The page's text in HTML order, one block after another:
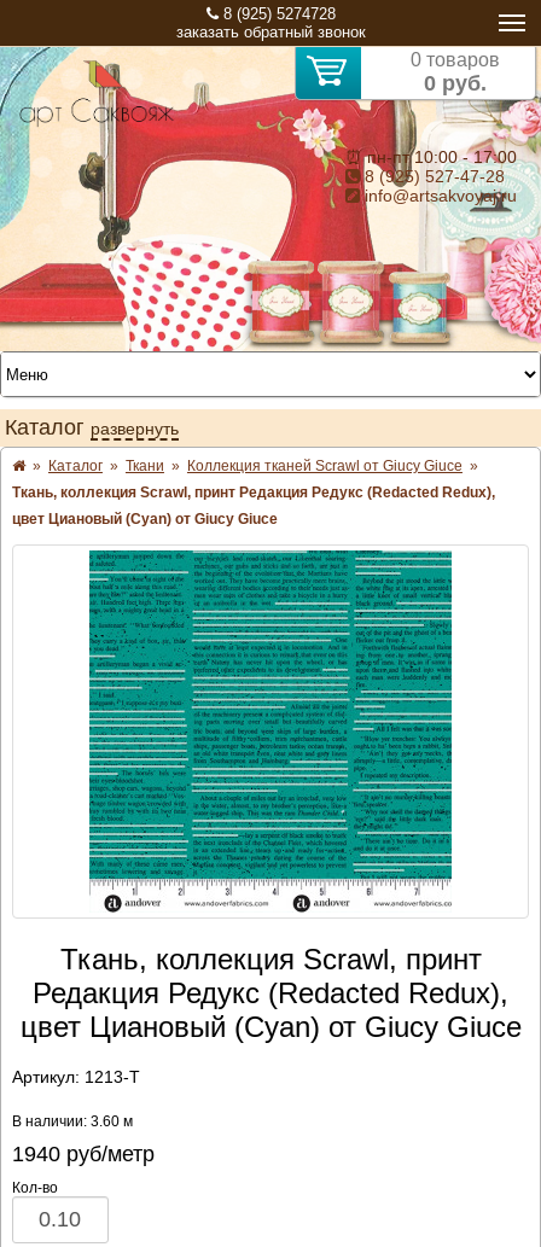
8 (925) 5274728
заказать обратный звонок
0 товаров
0 руб.
⏰ пн-пт 10:00 - 17:00
8 (925) 527-47-28
info@artsakvoyaj.ru
Каталог развернуть
» Каталог » Ткани » Коллекция тканей Scrawl от Giucy Giuce »
Ткань, коллекция Scrawl, принт Редакция Редукс (Redacted Redux),
цвет Циановый (Cyan) от Giucy Giuce
Ткань, коллекция Scrawl, принт
Редакция Редукс (Redacted Redux),
цвет Циановый (Cyan) от Giucy Giuce
Артикул: 1213-T
В наличии: 3.60 м
1940руб/метр
Кол-во